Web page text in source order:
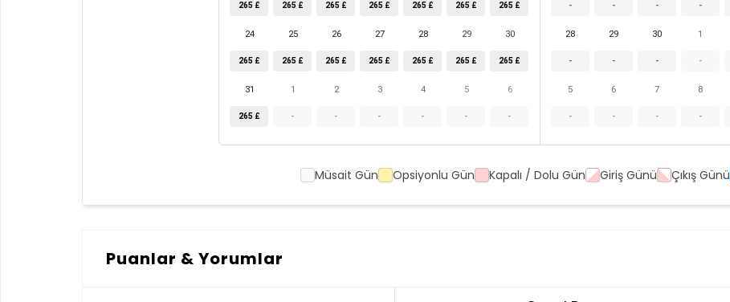
265 £ 265 £ 265 £ 265 £ 265 £ 265 £ 265 £
24
265 £
25
265 £
26
265 £
27
265 £
28
265 £
29
265 £
30
265 £
31
265 £
1
-
2
-
3
-
4
-
5
-
6
-
- - - -
28
-
29
-
30
-
1
-
5
-
6
-
7
-
8
-
Müsait Gün Opsiyonlu Gün Kapalı / Dolu Gün Giriş Günü Çıkış Günü
Puanlar & Yorumlar